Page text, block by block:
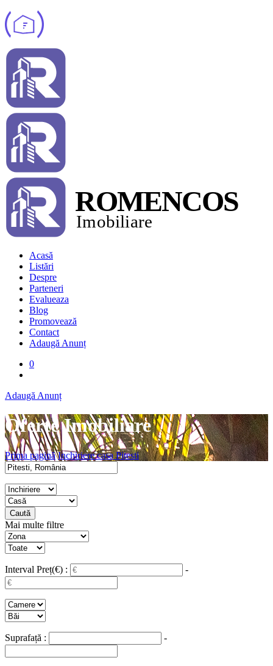
Acasă
Listări
Despre
Parteneri
Evalueaza
Blog
Promovează
Contact
Adaugă Anunț
0
Adaugă Anunț
Oferte Imobiliare
Prima pagină Inchiriere casa Pitesti
Caută
Mai multe filtre
Interval Preț(€) : -
Suprafață : -